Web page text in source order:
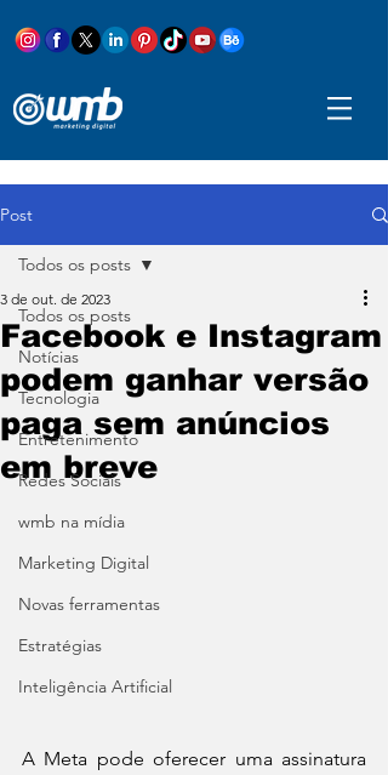
Post
Todos os posts
Notícias
Tecnologia
Entretenimento
Redes Sociais
wmb na mídia
Marketing Digital
Novas ferramentas
Estratégias
Inteligência Artificial
Todos os posts
Facebook e Instagram
podem ganhar versão
paga sem anúncios
em breve
3 de out. de 2023
A Meta pode oferecer uma assinatura